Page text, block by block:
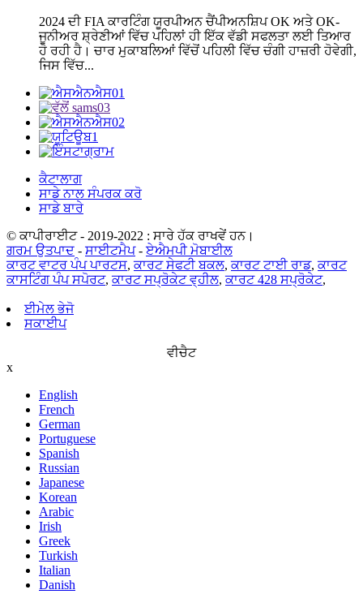
2024 ਦੀ FIA ਕਾਰਟਿੰਗ ਯੂਰਪੀਅਨ ਚੈਂਪੀਅਨਸ਼ਿਪ OK ਅਤੇ OK-
ਜੂਨੀਅਰ ਸ਼੍ਰੇਣੀਆਂ ਵਿੱਚ ਪਹਿਲਾਂ ਹੀ ਇੱਕ ਵੱਡੀ ਸਫਲਤਾ ਲਈ ਤਿਆਰ
ਹੋ ਰਹੀ ਹੈ। ਚਾਰ ਮੁਕਾਬਲਿਆਂ ਵਿੱਚੋਂ ਪਹਿਲੀ ਵਿੱਚ ਚੰਗੀ ਹਾਜ਼ਰੀ ਹੋਵੇਗੀ,
ਜਿਸ ਵਿੱਚ...
ਕੈਟਾਲਾਗ
ਸਾਡੇ ਨਾਲ ਸੰਪਰਕ ਕਰੋ
ਸਾਡੇ ਬਾਰੇ
© ਕਾਪੀਰਾਈਟ - 2019-2022 : ਸਾਰੇ ਹੱਕ ਰਾਖਵੇਂ ਹਨ।
ਗਰਮ ਉਤਪਾਦ - ਸਾਈਟਮੈਪ-ਏਐਮਪੀ ਮੋਬਾਈਲ
ਕਾਰਟ ਵਾਟਰ ਪੰਪ ਪਾਰਟਸ,ਕਾਰਟ ਸੇਫਟੀ ਬਕਲ,ਕਾਰਟ ਟਾਈ ਰਾਡ,ਕਾਰਟ
ਕਾਸਟਿੰਗ ਪੰਪ ਸਪੋਰਟ,ਕਾਰਟ ਸਪ੍ਰੋਕੇਟ ਵ੍ਹੀਲ,ਕਾਰਟ 428 ਸਪ੍ਰੋਕੇਟ,
ਈਮੇਲ ਭੇਜੋ
ਸਕਾਈਪ
ਵੀਚੈਟ
x
English
French
German
Portuguese
Spanish
Russian
Japanese
Korean
Arabic
Irish
Greek
Turkish
Italian
Danish